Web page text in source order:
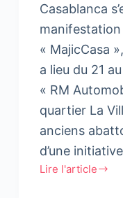
Casablanca
« MajicCasa
a lieu du 21
« RM
quartier La
anciens
d’une
Lire l'article
Première